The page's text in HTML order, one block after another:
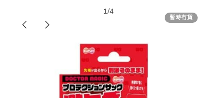
暫時冇貨
1/4